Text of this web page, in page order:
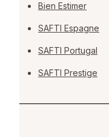
Bien Estimer
SAFTI Espagne
SAFTI Portugal
SAFTI Prestige